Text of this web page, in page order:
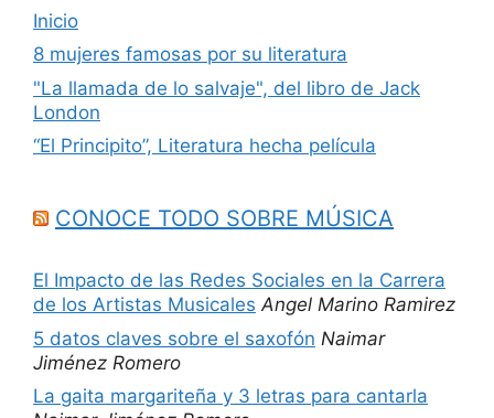
Inicio
8 mujeres famosas por su literatura
"La llamada de lo salvaje", del libro de Jack
London
“El Principito”, Literatura hecha película
CONOCE TODO SOBRE MÚSICA
El Impacto de las Redes Sociales en la Carrera
de los Artistas Musicales Angel Marino Ramirez
5 datos claves sobre el saxofón Naimar
Jiménez Romero
La gaita margariteña y 3 letras para cantarla